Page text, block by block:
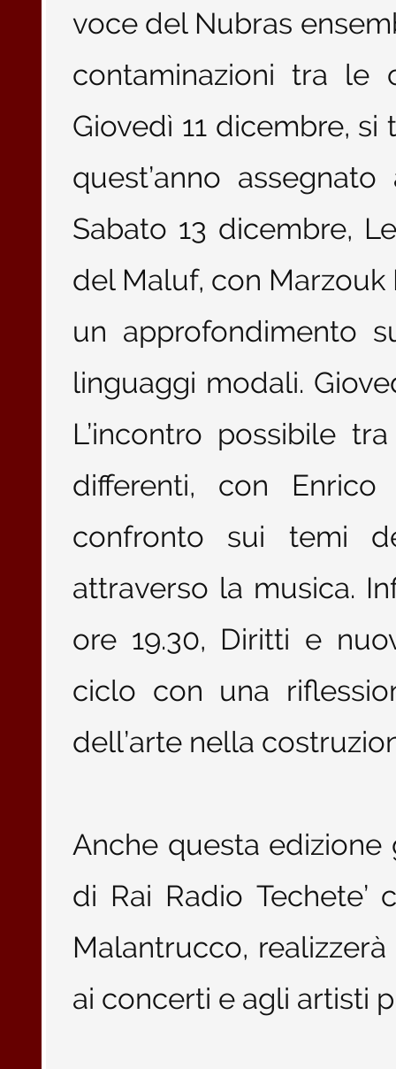
voce del Nubras
contaminazioni tra le
Giovedì 11 dicembre,
quest’anno
Sabato 13 dicembre,
del Maluf, con
un approfondimento
linguaggi modali.
L’incontro possibile
differenti, con
confronto sui temi
attraverso la musica.
ore 19.30, Diritti e
ciclo con una
dell’arte nella
Anche questa
di Rai Radio
Malantrucco,
ai concerti e agli artisti